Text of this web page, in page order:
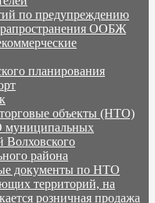
по предупреждению
ООБЖ
планирования
объекты (НТО)
Волховского
района
документы по НТО
территорий, на
розничная продажа